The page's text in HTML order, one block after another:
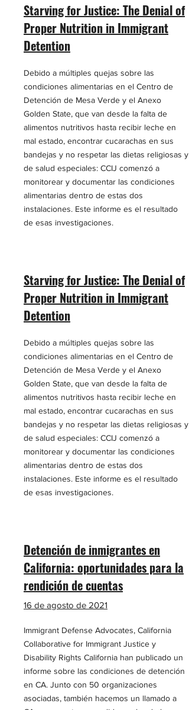
Starving for Justice: The Denial of
Proper Nutrition in Immigrant
Detention
Debido a múltiples quejas sobre las
condiciones alimentarias en el Centro de
Detención de Mesa Verde y el Anexo
Golden State, que van desde la falta de
alimentos nutritivos hasta recibir leche en
mal estado, encontrar cucarachas en sus
bandejas y no respetar las dietas religiosas y
de salud especiales: CCIJ comenzó a
monitorear y documentar las condiciones
alimentarias dentro de estas dos
instalaciones. Este informe es el resultado
de esas investigaciones.
Starving for Justice: The Denial of
Proper Nutrition in Immigrant
Detention
Debido a múltiples quejas sobre las
condiciones alimentarias en el Centro de
Detención de Mesa Verde y el Anexo
Golden State, que van desde la falta de
alimentos nutritivos hasta recibir leche en
mal estado, encontrar cucarachas en sus
bandejas y no respetar las dietas religiosas y
de salud especiales: CCIJ comenzó a
monitorear y documentar las condiciones
alimentarias dentro de estas dos
instalaciones. Este informe es el resultado
de esas investigaciones.
Detención de inmigrantes en
California: oportunidades para la
rendición de cuentas
16 de agosto de 2021
Immigrant Defense Advocates, California
Collaborative for Immigrant Justice y
Disability Rights California han publicado un
informe sobre las condiciones de detención
en CA. Junto con 50 organizaciones
asociadas, también hacemos un llamado a